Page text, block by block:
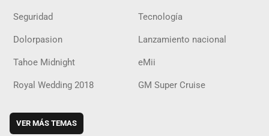
Seguridad Tecnología
Dolorpasion Lanzamiento nacional
Tahoe Midnight eMii
Royal Wedding 2018 GM Super Cruise
VER MÁS TEMAS